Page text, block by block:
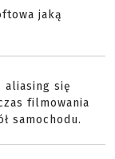
jaką
aliasing się
filmowania
samochodu.